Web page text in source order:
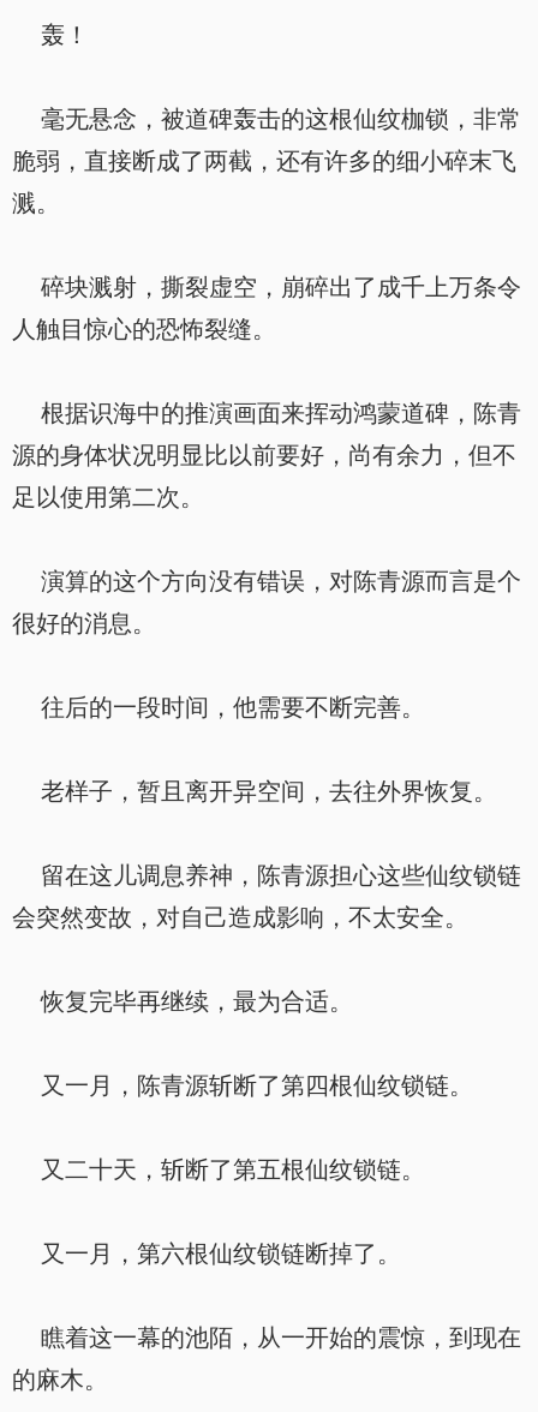
轰！
毫无悬念，被道碑轰击的这根仙纹枷锁，非常
脆弱，直接断成了两截，还有许多的细小碎末飞
溅。
碎块溅射，撕裂虚空，崩碎出了成千上万条令
人触目惊心的恐怖裂缝。
根据识海中的推演画面来挥动鸿蒙道碑，陈青
源的身体状况明显比以前要好，尚有余力，但不
足以使用第二次。
演算的这个方向没有错误，对陈青源而言是个
很好的消息。
往后的一段时间，他需要不断完善。
老样子，暂且离开异空间，去往外界恢复。
留在这儿调息养神，陈青源担心这些仙纹锁链
会突然变故，对自己造成影响，不太安全。
恢复完毕再继续，最为合适。
又一月，陈青源斩断了第四根仙纹锁链。
又二十天，斩断了第五根仙纹锁链。
又一月，第六根仙纹锁链断掉了。
瞧着这一幕的池陌，从一开始的震惊，到现在
的麻木。